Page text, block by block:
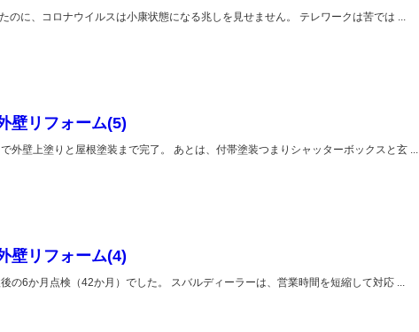
のに、コロナウイルスは小康状態になる兆しを見せません。 テレワークは苦では ...
壁リフォーム(5)
外壁上塗りと屋根塗装まで完了。 あとは、付帯塗装つまりシャッターボックスと玄 ...
壁リフォーム(4)
の6か月点検（42か月）でした。 スバルディーラーは、営業時間を短縮して対応 ...